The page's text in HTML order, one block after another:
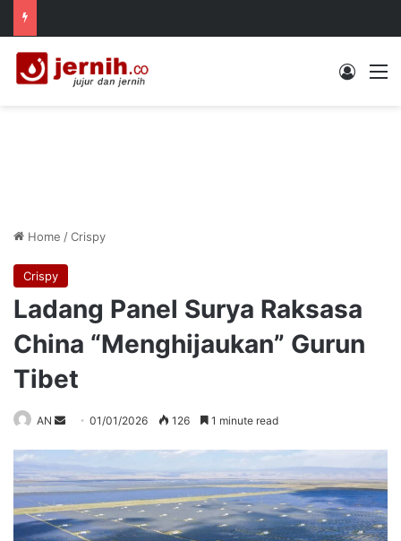
Log In
Home /Crispy
Crispy
Ladang Panel Surya Raksasa
China “Menghijaukan” Gurun
Tibet
AN
Send01/01/2026 126 1 minute read